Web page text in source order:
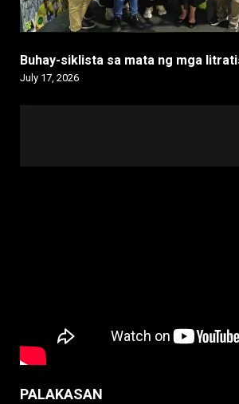
Buhay-siklista sa mata ng mga
July 17, 2026
PALAKASAN